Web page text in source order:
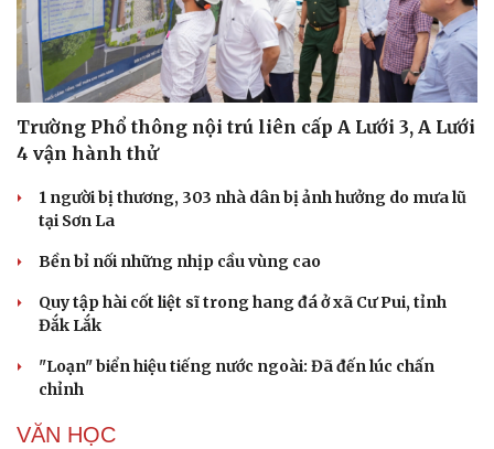
Văn hóa
Sân khấu - Điện ảnh
Văn học
Âm nhạc
Giải trí
Nghệ sĩ
Thời trang
Trường Phổ thông nội trú liên cấp A Lưới 3, A Lưới
4 vận hành thử
1 người bị thương, 303 nhà dân bị ảnh hưởng do mưa lũ
tại Sơn La
Bền bỉ nối những nhịp cầu vùng cao
Quy tập hài cốt liệt sĩ trong hang đá ở xã Cư Pui, tỉnh
Đắk Lắk
"Loạn" biển hiệu tiếng nước ngoài: Đã đến lúc chấn
chỉnh
VĂN HỌC